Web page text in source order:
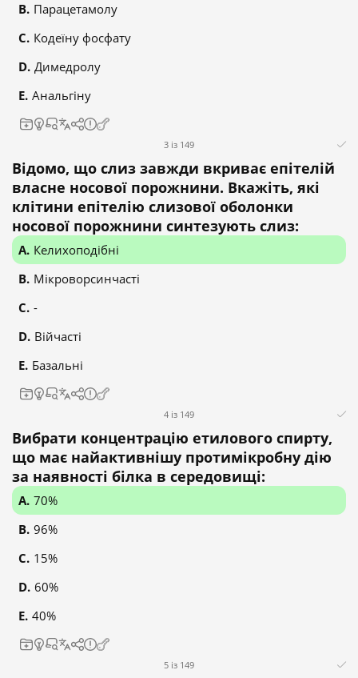
Парацетамолу
Кодеїну фосфату
Димедролу
Анальгіну
3 із 149
Відомо, що слиз завжди вкриває епітелій
власне носової порожнини. Вкажіть, які
клітини епітелію слизової оболонки
носової порожнини синтезують слиз:
Келихоподібні
Мікроворсинчасті
-
Війчасті
Базальні
4 із 149
Вибрати концентрацію етилового спирту,
що має найактивнішу протимікробну дію
за наявності білка в середовищі:
70%
96%
15%
60%
40%
5 із 149